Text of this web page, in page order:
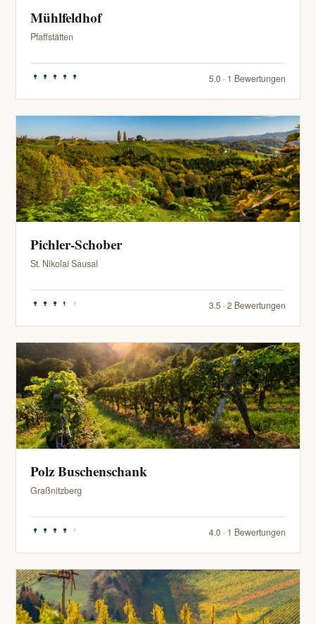
Mühlfeldhof
Pfaffstätten
5.0 · 1 Bewertungen
Pichler-Schober
St. Nikolai Sausal
3.5 · 2 Bewertungen
Polz Buschenschank
Graßnitzberg
4.0 · 1 Bewertungen